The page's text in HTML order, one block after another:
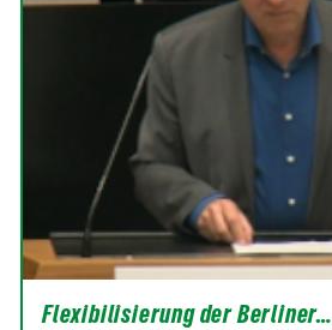
Flexibilisierung der Berliner…